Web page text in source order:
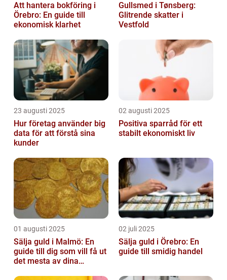
Att hantera bokföring i
Örebro: En guide till
ekonomisk klarhet
Gullsmed i Tønsberg:
Glitrende skatter i
Vestfold
23 augusti 2025
Hur företag använder big
data för att förstå sina
kunder
02 augusti 2025
Positiva sparråd för ett
stabilt ekonomiskt liv
01 augusti 2025
Sälja guld i Malmö: En
guide till dig som vill få ut
det mesta av dina
02 juli 2025
Sälja guld i Örebro: En
guide till smidig handel